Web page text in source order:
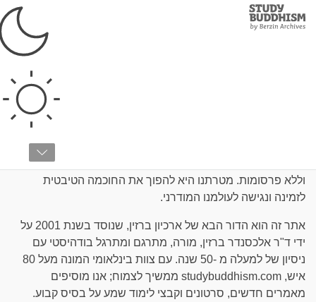
Study
Buddhism
Studybuddhism.com הוא מקור נרחב של חומרי לימוד
בודהיסטיים אותנטיים, המוצגים באופן נגיש ובהיר ללא עלות
וללא פרסומות. מטרתנו היא להפוך את החוכמה הטיבטית
לזמינה ונגישה לעולמנו המודרני.
אתר זה הוא הדור הבא של ארכיון ברזין, שנוסד בשנת 2001 על
ידי ד"ר אלכסנדר ברזין, מורה, מתרגם ומתרגל בודהיסטי עם
ניסיון של למעלה מ -50 שנה. עם צוות בינלאומי המונה מעל 80
איש, studybuddhism.com ממשיך לצמוח; אנו מוסיפים
מאמרים חדשים, סרטונים וקבצי לימוד שמע על בסיס קבוע.